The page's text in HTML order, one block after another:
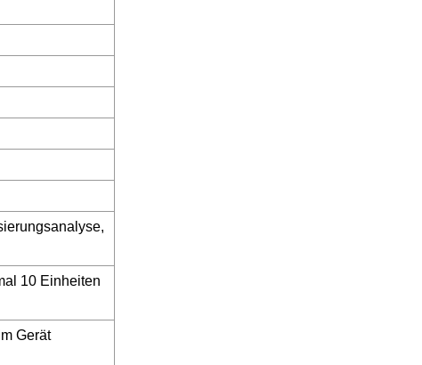
10 Einheiten
Gerät